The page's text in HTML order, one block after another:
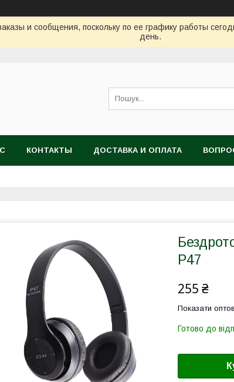
и сообщения, поскольку по ее графику работы
день.
КОНТАКТЫ ДОСТАВКА И ОПЛАТА
P47
255 ₴
Показати
Готово до